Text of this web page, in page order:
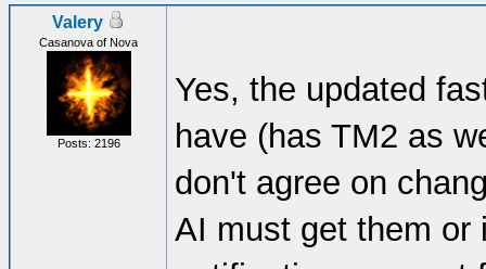
Valery
Casanova of Nova
Posts: 2196
Yes, the updated
have (has TM2 as
don't agree on
AI must get them or